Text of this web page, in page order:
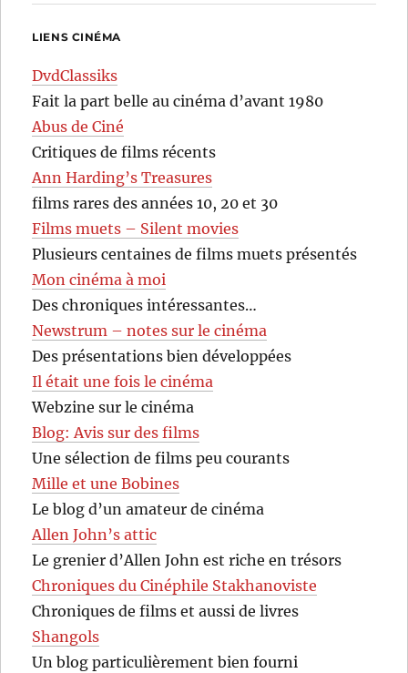
LIENS CINÉMA
DvdClassiks
Fait la part belle au cinéma d’avant 1980
Abus de Ciné
Critiques de films récents
Ann Harding’s Treasures
films rares des années 10, 20 et 30
Films muets – Silent movies
Plusieurs centaines de films muets présentés
Mon cinéma à moi
Des chroniques intéressantes…
Newstrum – notes sur le cinéma
Des présentations bien développées
Il était une fois le cinéma
Webzine sur le cinéma
Blog: Avis sur des films
Une sélection de films peu courants
Mille et une Bobines
Le blog d’un amateur de cinéma
Allen John’s attic
Le grenier d’Allen John est riche en trésors
Chroniques du Cinéphile Stakhanoviste
Chroniques de films et aussi de livres
Shangols
Un blog particulièrement bien fourni